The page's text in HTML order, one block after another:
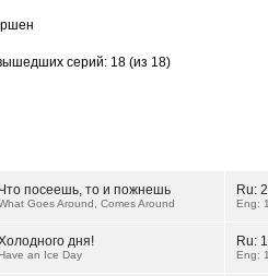
серий: 18 (из 18)
Что посеешь, то и пожнешь
Goes Around, Comes Around
Ru:
Eng:
дня!
an Ice Day
Ru:
Eng: